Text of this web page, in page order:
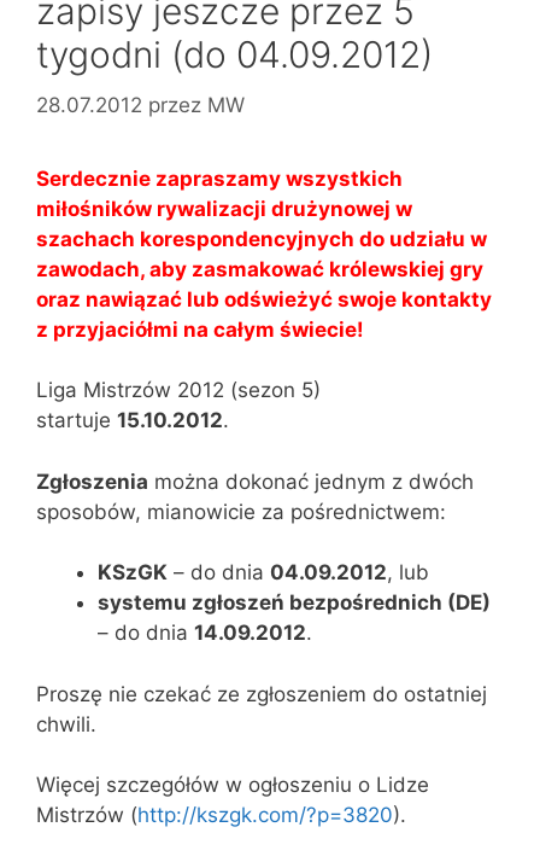
zapisy jeszcze przez 5
tygodni (do 04.09.2012)
28.07.2012 przez MW
Serdecznie zapraszamy wszystkich
miłośników rywalizacji drużynowej w
szachach korespondencyjnych do udziału w
zawodach, aby zasmakować królewskiej gry
oraz nawiązać lub odświeżyć swoje kontakty
z przyjaciółmi na całym świecie!
Liga Mistrzów 2012 (sezon 5)
startuje 15.10.2012.
Zgłoszenia można dokonać jednym z dwóch
sposobów, mianowicie za pośrednictwem:
KSzGK – do dnia 04.09.2012, lub
systemu zgłoszeń bezpośrednich (DE)
– do dnia 14.09.2012.
Proszę nie czekać ze zgłoszeniem do ostatniej
chwili.
Więcej szczegółów w ogłoszeniu o Lidze
Mistrzów (http://kszgk.com/?p=3820).